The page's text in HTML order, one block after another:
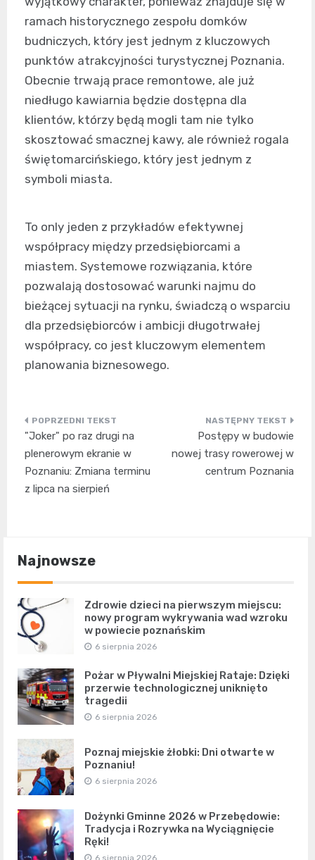
ramach historycznego zespołu domków
budniczych, który jest jednym z kluczowych
punktów atrakcyjności turystycznej Poznania.
Obecnie trwają prace remontowe, ale już
niedługo kawiarnia będzie dostępna dla
klientów, którzy będą mogli tam nie tylko
skosztować smacznej kawy, ale również rogala
świętomarcińskiego, który jest jednym z
symboli miasta.
To only jeden z przykładów efektywnej
współpracy między przedsiębiorcami a
miastem. Systemowe rozwiązania, które
pozwalają dostosować warunki najmu do
bieżącej sytuacji na rynku, świadczą o wsparciu
dla przedsiębiorców i ambicji długotrwałej
współpracy, co jest kluczowym elementem
planowania biznesowego.
Nawigacja
wpisu
"Joker" po raz drugi na
plenerowym ekranie w
Poznaniu: Zmiana terminu
z lipca na sierpień
Postępy w budowie
nowej trasy rowerowej w
centrum Poznania
Najnowsze
Zdrowie dzieci na pierwszym miejscu:
nowy program wykrywania wad wzroku
w powiecie poznańskim
6 sierpnia 2026
Pożar w Pływalni Miejskiej Rataje: Dzięki
przerwie technologicznej uniknięto
tragedii
6 sierpnia 2026
Poznaj miejskie żłobki: Dni otwarte w
Poznaniu!
6 sierpnia 2026
Dożynki Gminne 2026 w Przebędowie:
Tradycja i Rozrywka na Wyciągnięcie
Ręki!
6 sierpnia 2026